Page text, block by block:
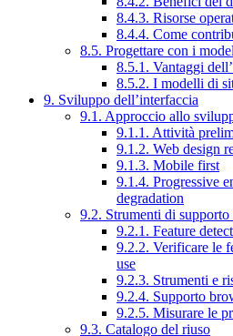
8.4.3. Risorse
8.4.4. Come
8.5. Progettare con i
8.5.1. Vantaggi
8.5.2. I modelli di
9. Sviluppo dell’interfaccia
9.1. Approccio allo
9.1.1. Attività
9.1.2. Web design
9.1.3. Mobile first
9.1.4. Progressive
degradation
9.2. Strumenti di
9.2.1. Feature
9.2.2. Verificare le
use
9.2.3. Strumenti e
9.2.4. Supporto
9.2.5. Misurare le
9.3. Catalogo del riuso